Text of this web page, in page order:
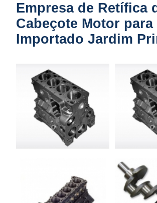
Empresa de Retífica
Cabeçote Motor para
Importado Jardim